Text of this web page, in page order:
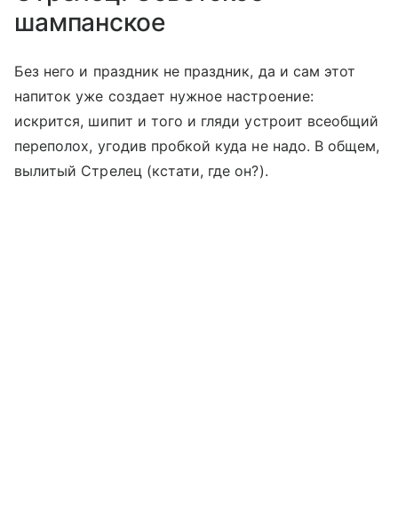
шампанское
Без него и праздник не праздник, да и сам этот
напиток уже создает нужное настроение:
искрится, шипит и того и гляди устроит всеобщий
переполох, угодив пробкой куда не надо. В общем,
вылитый Стрелец (кстати, где он?).